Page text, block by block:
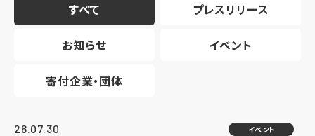
すべて プレスリリース
お知らせ イベント
寄付企業・団体
26.07.30 イベント